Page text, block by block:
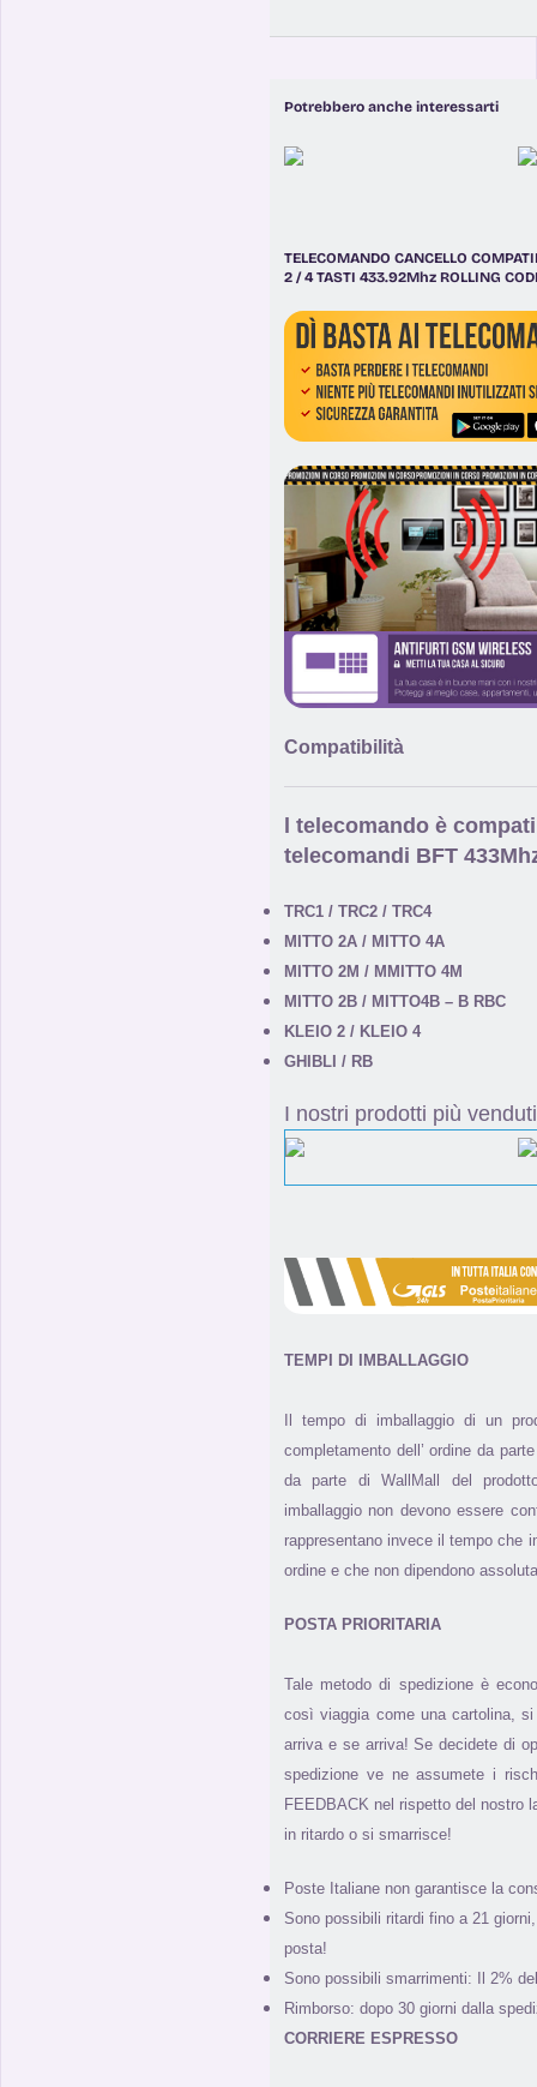
Potrebbero anche interessarti
TELECOMANDO CANCELLO
2 / 4 TASTI 433.92Mhz ROLLING
Compatibilità
l telecomando è
telecomandi BFT
TRC1 / TRC2 / TRC4
MITTO 2A / MITTO 4A
MITTO 2M / MMITTO 4M
MITTO 2B / MITTO4B – B RBC
KLEIO 2 / KLEIO 4
GHIBLI / RB
I nostri prodotti più venduti
TEMPI DI IMBALLAGGIO
Il tempo di imballaggio di un
completamento dell’ ordine da
da parte di WallMall del
imballaggio non devono essere
rappresentano invece il tempo che
ordine e che non dipendono
POSTA PRIORITARIA
Tale metodo di spedizione è
così viaggia come una cartolina,
arriva e se arriva! Se decidete di
spedizione ve ne assumete i
FEEDBACK nel rispetto del nostro
in ritardo o si smarrisce!
Poste Italiane non garantisce la
Sono possibili ritardi fino a 21
posta!
Sono possibili smarrimenti: Il 2%
Rimborso: dopo 30 giorni dalla
CORRIERE ESPRESSO